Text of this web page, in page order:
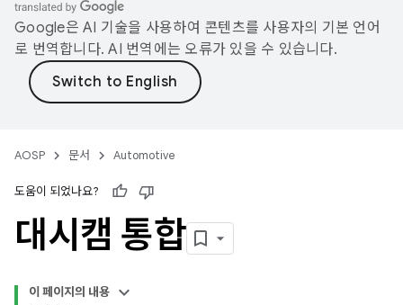
Google은 AI 기술을 사용하여 콘텐츠를 사용자의 기본 언어
로 번역합니다. AI 번역에는 오류가 있을 수 있습니다.
AOSP 문서 Automotive
도움이 되었나요?
대시캠 통합
이 페이지의 내용